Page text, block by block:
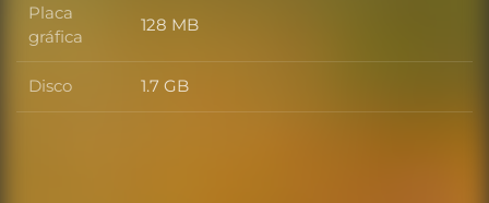
Placa
gráfica
Placa gráfica
128 MB
Disco Disco
1.7 GB